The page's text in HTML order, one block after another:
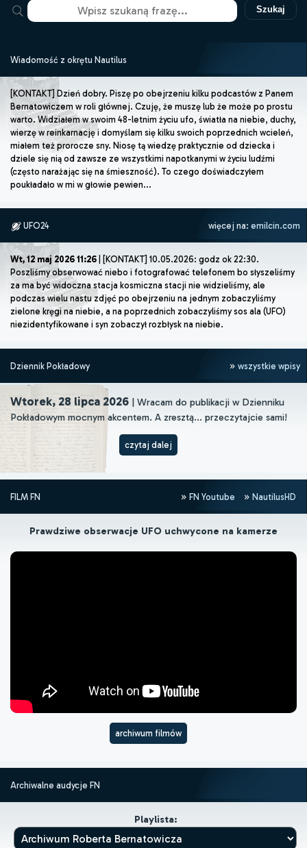
Szukaj
Wiadomość z okrętu Nautilus
[KONTAKT] Dzień dobry. Piszę po obejrzeniu kilku podcastów z Panem
Bernatowiczem w roli głównej. Czuję, że muszę lub że może po prostu
warto. Widziałem w swoim 48-letnim życiu ufo, światła na niebie, duchy,
wierzę w reinkarnację i domyślam się kilku swoich poprzednich wcieleń,
miałem też prorocze sny. Niosę tą wiedzę praktycznie od dziecka i
dziele się nią od zawsze ze wszystkimi napotkanymi w życiu ludźmi
(często narażając się na śmieszność). To czego doświadczyłem
poukładało w mi w głowie pewien...
UFO24 więcej na: emilcin.com
Wt, 12 maj 2026 11:26 | [KONTAKT] 10.05.2026: godz ok 22:30.
Poszliśmy obserwować niebo i fotografować telefonem bo słyszeliśmy
za ma być widoczna stacja kosmiczna stacji nie widzieliśmy, ale
podczas wielu nastu zdjęć po obejrzeniu na jednym zobaczyliśmy
zielone kręgi na niebie, a na poprzednich zobaczyliśmy sos ala (UFO)
niezidentyfikowane i syn zobaczył rozbłysk na niebie.
Dziennik Pokładowy wszystkie wpisy
Wtorek, 28 lipca 2026 | Wracam do publikacji w Dzienniku
Pokładowym mocnym akcentem. A zresztą... przeczytajcie sami!
czytaj dalej
FILM FN FN Youtube NautilusHD
Prawdziwe obserwacje UFO uchwycone na kamerze
archiwum filmów
Archiwalne audycje FN
Playlista: